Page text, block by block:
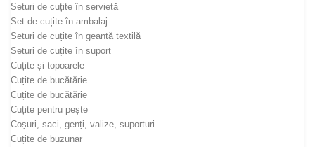
Seturi de cuțite în servietă
Set de cuțite în ambalaj
Seturi de cuțite în geantă textilă
Seturi de cuțite în suport
Cuțite și topoarele
Cuțite de bucătărie
Cuțite de bucătărie
Cuțite pentru pește
Coșuri, saci, genți, valize, suporturi
Cuțite de buzunar